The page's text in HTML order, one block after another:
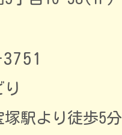
塚駅より徒歩5分